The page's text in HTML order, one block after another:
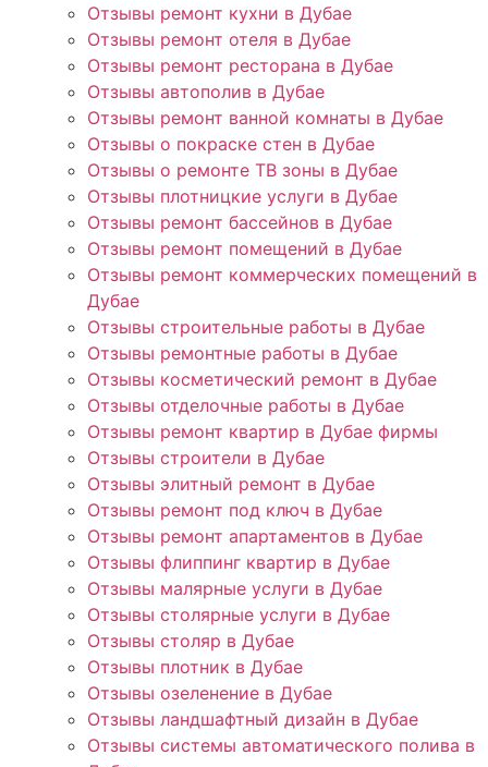
Отзывы ремонт кухни в Дубае
Отзывы ремонт отеля в Дубае
Отзывы ремонт ресторана в Дубае
Отзывы автополив в Дубае
Отзывы ремонт ванной комнаты в Дубае
Отзывы о покраске стен в Дубае
Отзывы о ремонте ТВ зоны в Дубае
Отзывы плотницкие услуги в Дубае
Отзывы ремонт бассейнов в Дубае
Отзывы ремонт помещений в Дубае
Отзывы ремонт коммерческих помещений в
Дубае
Отзывы строительные работы в Дубае
Отзывы ремонтные работы в Дубае
Отзывы косметический ремонт в Дубае
Отзывы отделочные работы в Дубае
Отзывы ремонт квартир в Дубае фирмы
Отзывы строители в Дубае
Отзывы элитный ремонт в Дубае
Отзывы ремонт под ключ в Дубае
Отзывы ремонт апартаментов в Дубае
Отзывы флиппинг квартир в Дубае
Отзывы малярные услуги в Дубае
Отзывы столярные услуги в Дубае
Отзывы столяр в Дубае
Отзывы плотник в Дубае
Отзывы озеленение в Дубае
Отзывы ландшафтный дизайн в Дубае
Отзывы системы автоматического полива в